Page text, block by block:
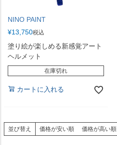
NINO PAINT
¥13,750税込
塗り絵が楽しめる新感覚アート
ヘルメット
在庫切れ
カートに入れる
並び替え 価格が安い順 価格が高い順